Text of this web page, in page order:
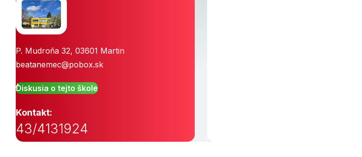
P. Mudroňa 32, 03601 Martin
beatanemec@pobox.sk
Diskusia o tejto škole
Kontakt:
43/4131924